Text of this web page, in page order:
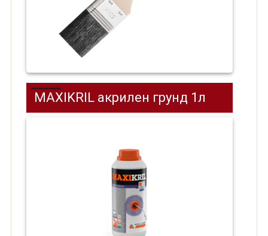
MAXIKRIL акрилен грунд 1л